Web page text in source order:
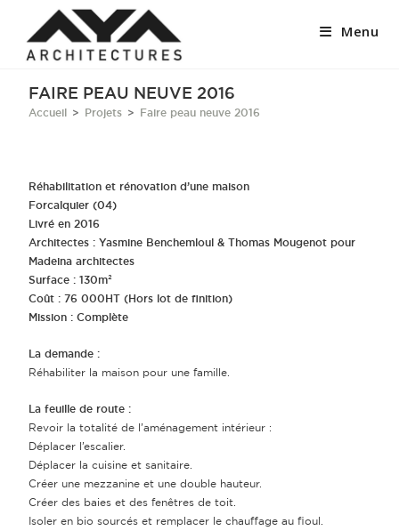
Menu
FAIRE PEAU NEUVE 2016
Accueil > Projets > Faire peau neuve 2016
Réhabilitation et rénovation d’une maison
Forcalquier (04)
Livré en 2016
Architectes : Yasmine Benchemloul & Thomas Mougenot pour
Madeina architectes
Surface : 130m²
Coût : 76 000HT (Hors lot de finition)
Mission : Complète
La demande :
Réhabiliter la maison pour une famille.
La feuille de route :
Revoir la totalité de l’aménagement intérieur :
Déplacer l’escalier.
Déplacer la cuisine et sanitaire.
Créer une mezzanine et une double hauteur.
Créer des baies et des fenêtres de toit.
Isoler en bio sourcés et remplacer le chauffage au fioul.